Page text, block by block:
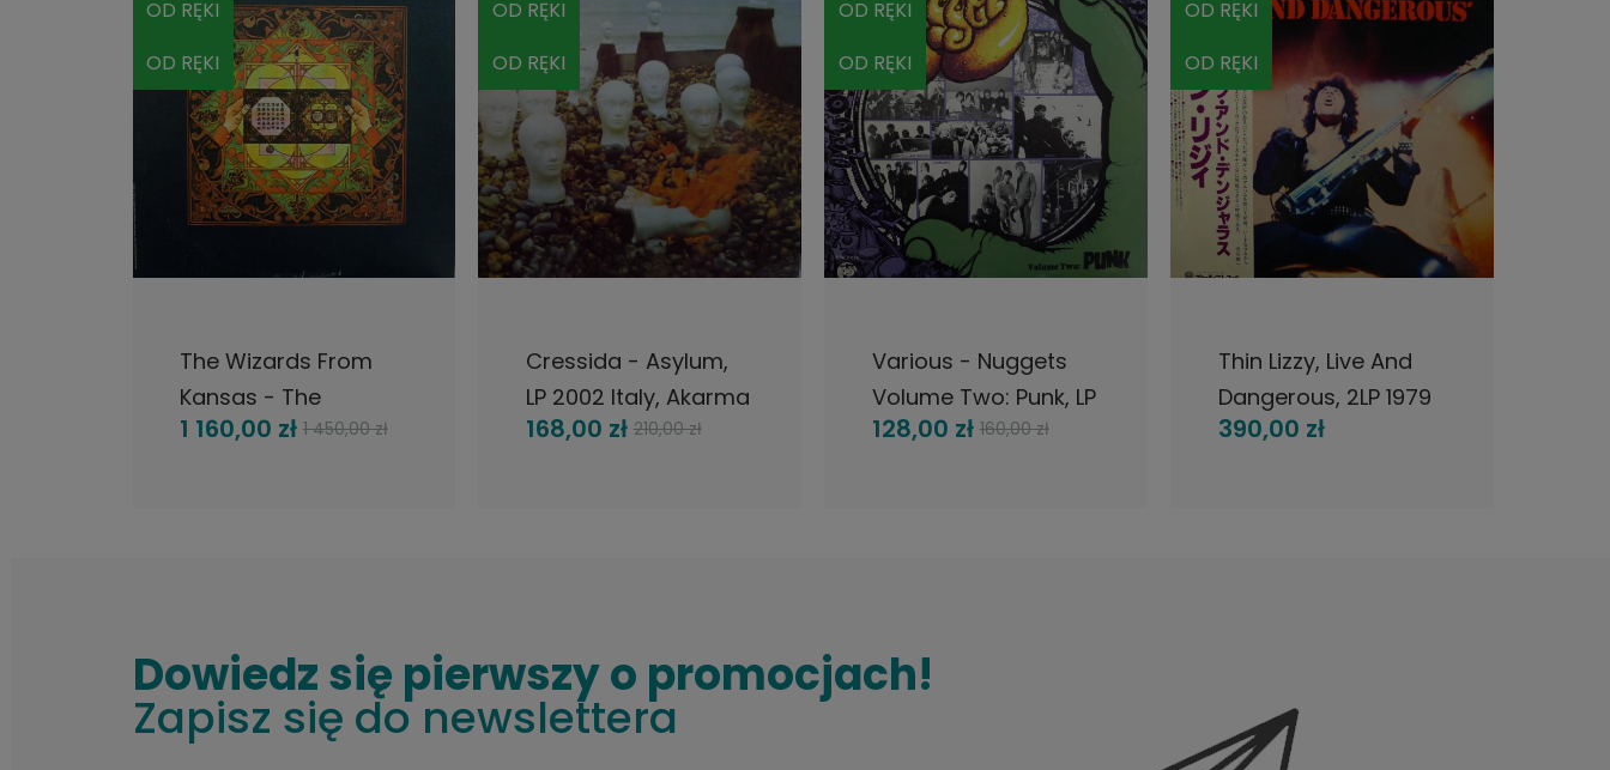
The Wizards From
Kansas - The
Wizards From
1 160,00 zł 1 450,00 zł
OD RĘKI
OD RĘKI
Cressida - Asylum,
LP 2002 Italy, Akarma
168,00 zł 210,00 zł
DO KOSZYKA
OD RĘKI
OD RĘKI
Various - Nuggets
Volume Two: Punk, LP
1984 US, Rhino
128,00 zł 160,00 zł
DO KOSZYKA
OD RĘKI
OD RĘKI
Thin Lizzy, Live And
Dangerous, 2LP 1979
Japan, Vertigo, płyta
390,00 zł
DO KOSZYKA
OD RĘKI
OD RĘKI
Dowiedz się pierwszy o promocjach!
Zapisz się do newslettera